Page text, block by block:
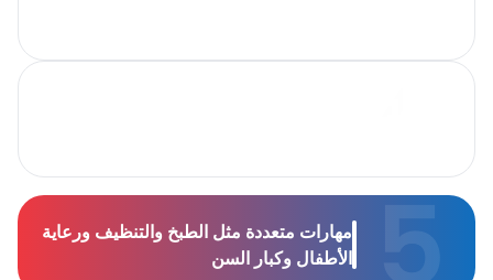
مهارات متعددة مثل الطبخ والتنظيف ورعاية
الأطفال وكبار السن